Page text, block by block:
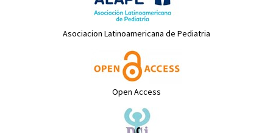
Asociacion Latinoamericana de Pediatria
Open Access